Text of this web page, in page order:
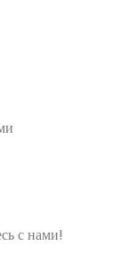
с нами!